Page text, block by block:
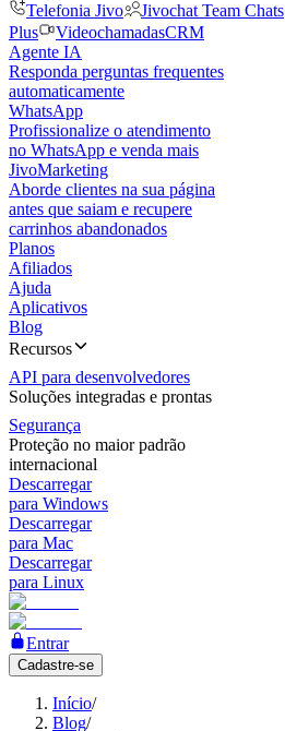
Telefonia Jivo
Jivochat Team Chats
Plus
VideochamadasCRM
Agente IA
Responda perguntas frequentes
automaticamente
WhatsApp
Profissionalize o atendimento
no WhatsApp e venda mais
JivoMarketing
Aborde clientes na sua página
antes que saiam e recupere
carrinhos abandonados
Planos
Afiliados
Ajuda
Aplicativos
Blog
Recursos
API para desenvolvedores
Soluções integradas e prontas
Segurança
Proteção no maior padrão
internacional
Descarregar
para Windows
Descarregar
para Mac
Descarregar
para Linux
Entrar
Cadastre-se
Início/
Blog/